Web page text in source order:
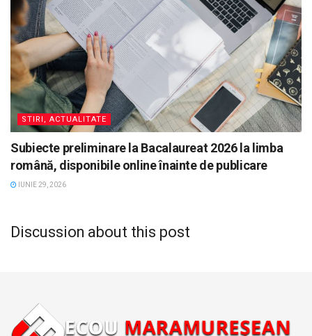
STIRI, ACTUALITATE
Subiecte preliminare la Bacalaureat 2026 la limba
română, disponibile online înainte de publicare
IUNIE 29, 2026
Discussion about this post